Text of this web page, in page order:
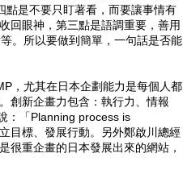
點是不要只盯著看，而要讓事情有
回眼神，第三點是語調重要，善用
。所以要做到簡單，一句話是否能
，尤其在日本企劃能力是每個人都
創新企畫力包含：執行力、情報
：「Planning process is
目標、發展行動。另外鄭啟川總經
很重企畫的日本發展出來的網站，